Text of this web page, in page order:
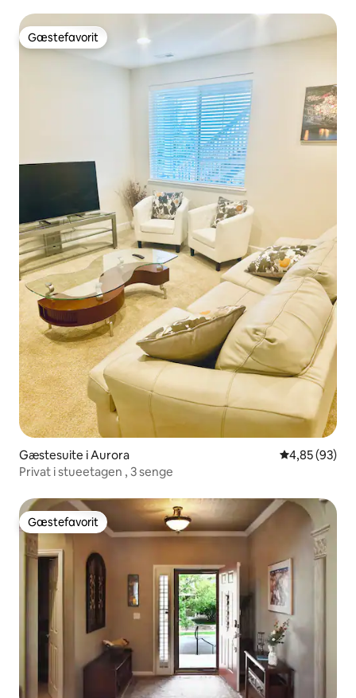
Gæstefavorit
Gæstefavorit
Gæstesuite i Aurora 4,85 ud af 5 i
4,85 (93)
Privat i stueetagen , 3 senge
Gæstefavorit
Gæstefavorit